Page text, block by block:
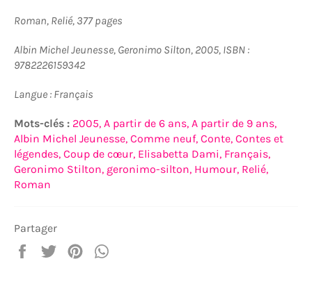
Roman, Relié, 377 pages
Albin Michel Jeunesse, Geronimo Silton, 2005, ISBN :
9782226159342
Langue : Français
Mots-clés : 2005, A partir de 6 ans, A partir de 9 ans,
Albin Michel Jeunesse, Comme neuf, Conte, Contes et
légendes, Coup de cœur, Elisabetta Dami, Français,
Geronimo Stilton, geronimo-silton, Humour, Relié,
Roman
Partager
PartagerTweeterÉpingler